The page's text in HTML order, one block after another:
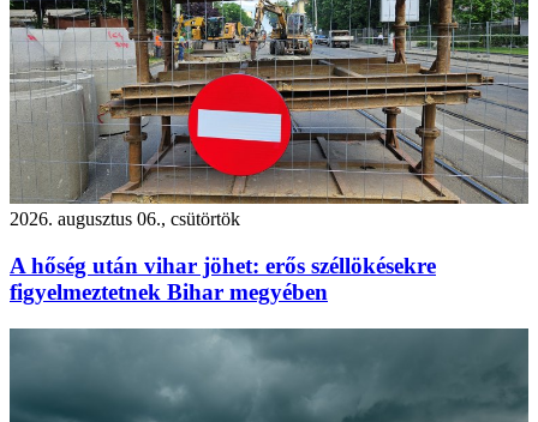
2026. augusztus 06., csütörtök
A hőség után vihar jöhet: erős széllökésekre
figyelmeztetnek Bihar megyében